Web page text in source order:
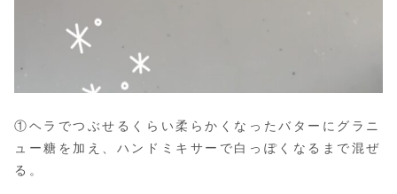
①ヘラでつぶせるくらい柔らかくなったバターにグラニ
ュー糖を加え、ハンドミキサーで白っぽくなるまで混ぜ
る。